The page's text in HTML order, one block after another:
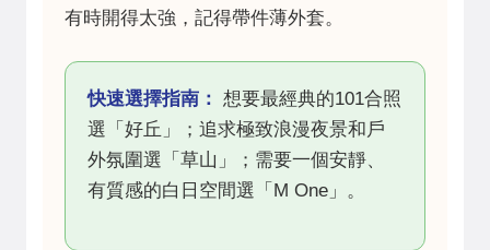
有時開得太強，記得帶件薄外套。
快速選擇指南： 想要最經典的101合照
選「好丘」；追求極致浪漫夜景和戶
外氛圍選「草山」；需要一個安靜、
有質感的白日空間選「M One」。